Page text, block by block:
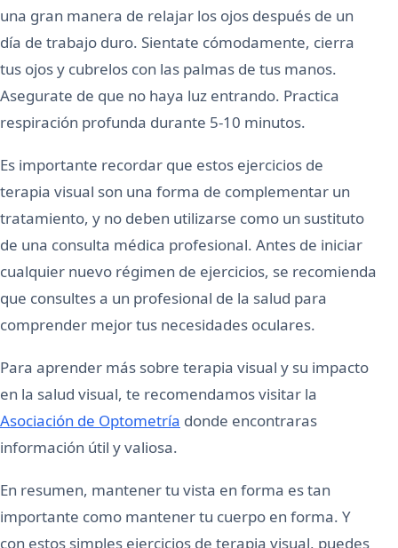
una gran manera de relajar los ojos después de un
día de trabajo duro. Sientate cómodamente, cierra
tus ojos y cubrelos con las palmas de tus manos.
Asegurate de que no haya luz entrando. Practica
respiración profunda durante 5-10 minutos.
Es importante recordar que estos ejercicios de
terapia visual son una forma de complementar un
tratamiento, y no deben utilizarse como un sustituto
de una consulta médica profesional. Antes de iniciar
cualquier nuevo régimen de ejercicios, se recomienda
que consultes a un profesional de la salud para
comprender mejor tus necesidades oculares.
Para aprender más sobre terapia visual y su impacto
en la salud visual, te recomendamos visitar la
Asociación de Optometría donde encontraras
información útil y valiosa.
En resumen, mantener tu vista en forma es tan
importante como mantener tu cuerpo en forma. Y
con estos simples ejercicios de terapia visual, puedes